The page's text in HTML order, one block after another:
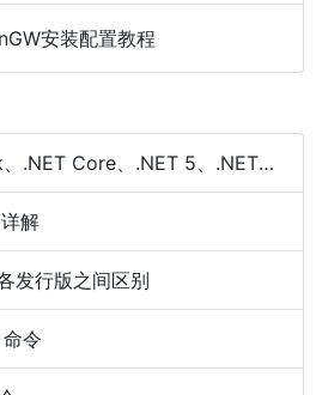
安装配置教程
、.NET 5、.NET 6和.NET 7 简介及区别
解
发行版之间区别
令